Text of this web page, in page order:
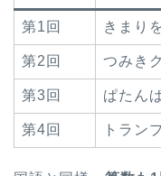
第1回 きまり
第2回 つみき
第3回 ぱたん
第4回 トラン